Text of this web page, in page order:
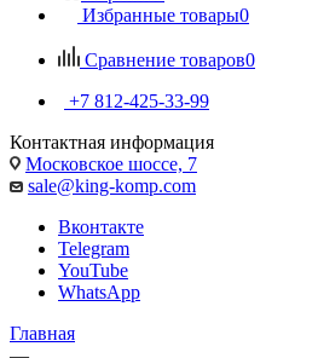
Избранные товары0
Сравнение товаров0
+7 812-425-33-99
Контактная информация
Московское шоссе, 7
sale@king-komp.com
Вконтакте
Telegram
YouTube
WhatsApp
Главная